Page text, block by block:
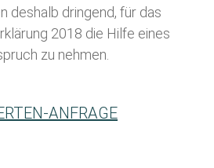
deshalb dringend, für das
2018 die Hilfe eines
zu nehmen.
ANFRAGE